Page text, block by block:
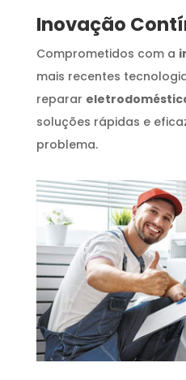
Inovação
Comprometidos com a
mais recentes
reparar
soluções rápidas e
problema.